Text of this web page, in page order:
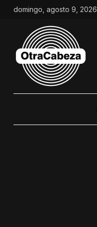
Saltar
contenido
domingo, agosto 9, 2026